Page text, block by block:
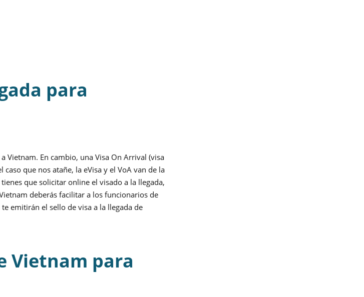
para
Vietnam. En cambio, una Visa On Arrival (visa
que nos atañe, la eVisa y el VoA van de la
que solicitar online el visado a la llegada,
deberás facilitar a los funcionarios de
emitirán el sello de visa a la llegada de
Vietnam para